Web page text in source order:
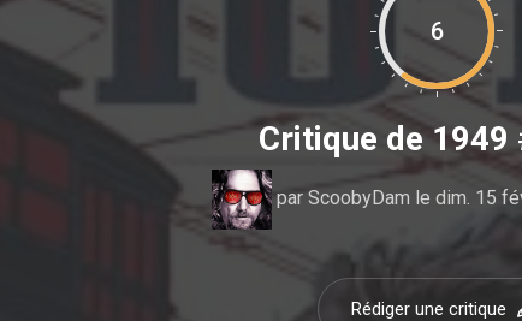
6
Critique de1949
par ScoobyDam le dim. 15
Rédiger une critique